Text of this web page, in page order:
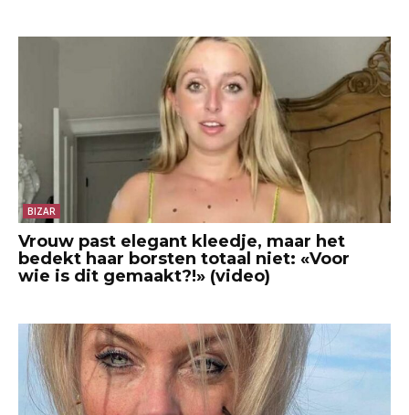
BIZAR
Vrouw past elegant kleedje, maar het
bedekt haar borsten totaal niet: «Voor
wie is dit gemaakt?!» (video)